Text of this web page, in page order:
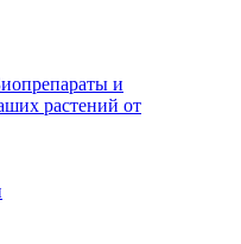
и
растений от